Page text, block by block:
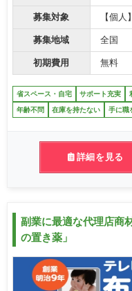
募集対象 【個人
募集地域 全国
初期費用 無料
省スペース・自宅 サポート充実
年齢不問 在庫を持たない 手に職
詳細を見る
副業に最適な代理店商
の置き薬」